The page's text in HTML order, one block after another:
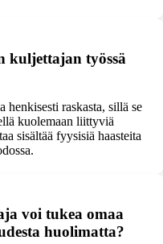
kuljettajan työssä
raskasta, sillä se
kuolemaan liittyviä
sisältää fyysisiä haasteita
voi tukea omaa
huolimatta?